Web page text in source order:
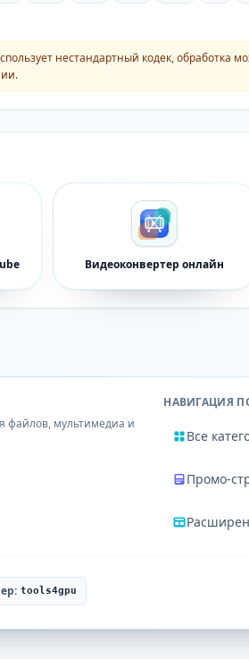
нестандартный кодек, обработка
Видеоконвертер онлайн
файлов, мультимедиа и
НАВИГАЦИЯ
Все
Промо-
tools4gpu